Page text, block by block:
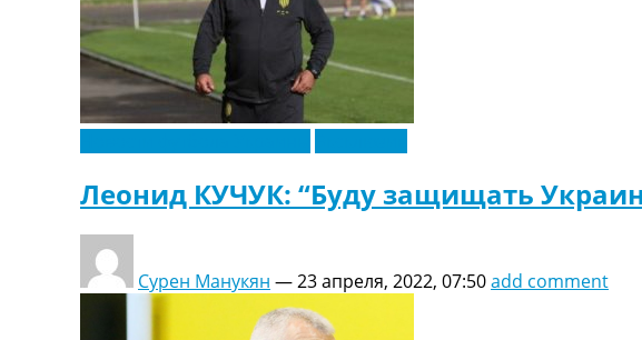
Леонид КУЧУК: “Буду защищать
Сурен Манукян —23 апреля, 2022, 07:50add comment